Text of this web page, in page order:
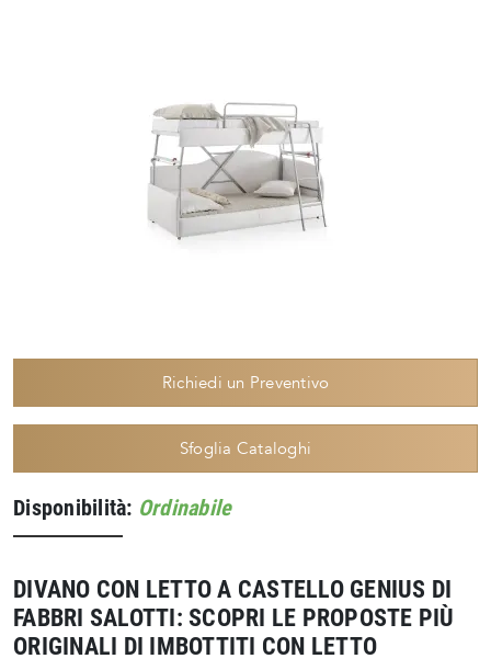
Richiedi un Preventivo
Sfoglia Cataloghi
Disponibilità: Ordinabile
DIVANO CON LETTO A CASTELLO GENIUS DI
FABBRI SALOTTI: SCOPRI LE PROPOSTE PIÙ
ORIGINALI DI IMBOTTITI CON LETTO